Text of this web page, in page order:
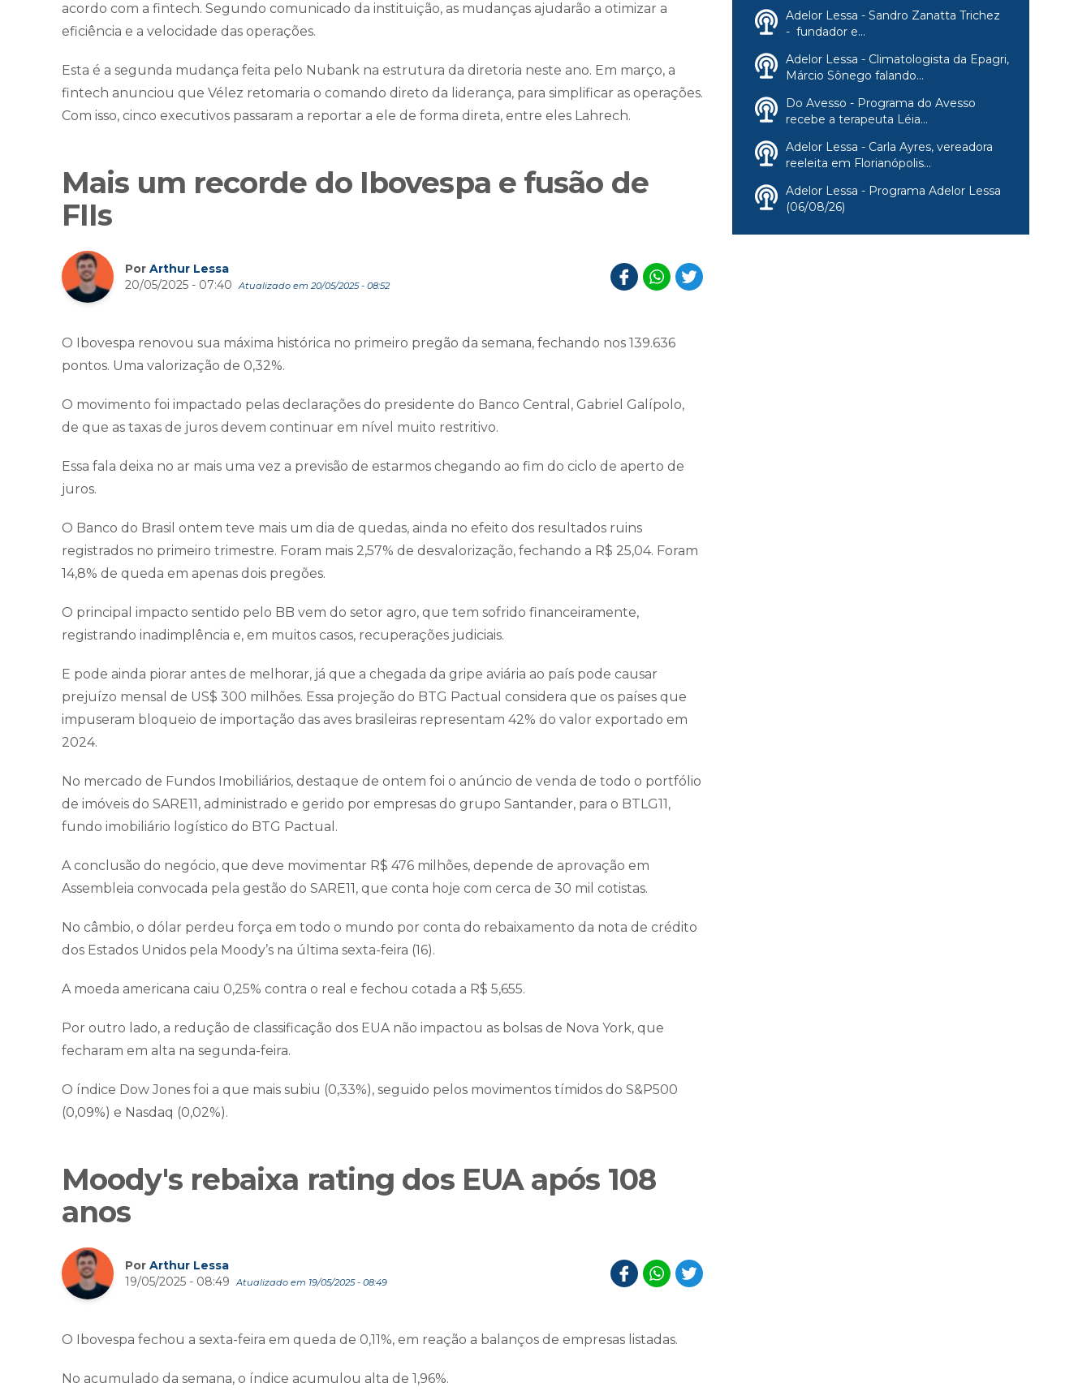
acordo com a fintech. Segundo comunicado da instituição, as mudanças ajudarão a otimizar a
eficiência e a velocidade das operações.
Esta é a segunda mudança feita pelo Nubank na estrutura da diretoria neste ano. Em março, a
fintech anunciou que Vélez retomaria o comando direto da liderança, para simplificar as operações.
Com isso, cinco executivos passaram a reportar a ele de forma direta, entre eles Lahrech.
Mais um recorde do Ibovespa e fusão de
FIIs
Por Arthur Lessa
20/05/2025 - 07:40
Atualizado em 20/05/2025 - 08:52
O Ibovespa renovou sua máxima histórica no primeiro pregão da semana, fechando nos 139.636
pontos. Uma valorização de 0,32%.
O movimento foi impactado pelas declarações do presidente do Banco Central, Gabriel Galípolo,
de que as taxas de juros devem continuar em nível muito restritivo.
Essa fala deixa no ar mais uma vez a previsão de estarmos chegando ao fim do ciclo de aperto de
juros.
O Banco do Brasil ontem teve mais um dia de quedas, ainda no efeito dos resultados ruins
registrados no primeiro trimestre. Foram mais 2,57% de desvalorização, fechando a R$ 25,04. Foram
14,8% de queda em apenas dois pregões.
O principal impacto sentido pelo BB vem do setor agro, que tem sofrido financeiramente,
registrando inadimplência e, em muitos casos, recuperações judiciais.
E pode ainda piorar antes de melhorar, já que a chegada da gripe aviária ao país pode causar
prejuízo mensal de US$ 300 milhões. Essa projeção do BTG Pactual considera que os países que
impuseram bloqueio de importação das aves brasileiras representam 42% do valor exportado em
2024.
No mercado de Fundos Imobiliários, destaque de ontem foi o anúncio de venda de todo o portfólio
de imóveis do SARE11, administrado e gerido por empresas do grupo Santander, para o BTLG11,
fundo imobiliário logístico do BTG Pactual.
A conclusão do negócio, que deve movimentar R$ 476 milhões, depende de aprovação em
Assembleia convocada pela gestão do SARE11, que conta hoje com cerca de 30 mil cotistas.
No câmbio, o dólar perdeu força em todo o mundo por conta do rebaixamento da nota de crédito
dos Estados Unidos pela Moody’s na última sexta-feira (16).
A moeda americana caiu 0,25% contra o real e fechou cotada a R$ 5,655.
Por outro lado, a redução de classificação dos EUA não impactou as bolsas de Nova York, que
fecharam em alta na segunda-feira.
O índice Dow Jones foi a que mais subiu (0,33%), seguido pelos movimentos tímidos do S&P500
(0,09%) e Nasdaq (0,02%).
Moody's rebaixa rating dos EUA após 108
anos
Por Arthur Lessa
19/05/2025 - 08:49
Atualizado em 19/05/2025 - 08:49
O Ibovespa fechou a sexta-feira em queda de 0,11%, em reação a balanços de empresas listadas.
No acumulado da semana, o índice acumulou alta de 1,96%.
Adelor Lessa - Sandro Zanatta Trichez
- fundador e...
Adelor Lessa - Climatologista da Epagri,
Márcio Sônego falando...
Do Avesso - Programa do Avesso
recebe a terapeuta Léia...
Adelor Lessa - Carla Ayres, vereadora
reeleita em Florianópolis...
Adelor Lessa - Programa Adelor Lessa
(06/08/26)